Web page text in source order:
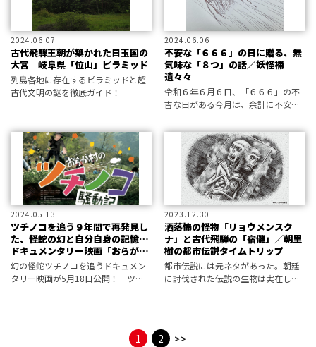
2024.06.07
古代飛騨王朝が築かれた日玉国の
大宮 岐阜県「位山」ピラミッド
列島各地に存在するピラミッドと超
古代文明の謎を徹底ガイド！
2024.06.06
不安な「６６６」の日に贈る、無
気味な「８つ」の話／妖怪補
遺々々
令和６年６月６日、「６６６」の不
吉な日がある今月は、余計に不安を
しましたーー ホラー小説家にして屈
指の妖怪研究家・黒史郎が、記録に
は残されながらも人々から“忘れ去ら
2024.05.13
ツチノコを追う９年間で再発見し
た、怪蛇の幻と自分自身の記憶…
ドキュメンタリー映画「おらが村
のツチノコ騒動記」
幻の怪蛇ツチノコを追うドキュメン
タリー映画が5月18日公開！ ツチ
2023.12.30
洒落怖の怪物「リョウメンスク
ナ」と古代飛騨の「宿儺」／朝里
樹の都市伝説タイムトリップ
都市伝説には元ネタがあった。朝廷
に討伐された伝説の生物は実在し
1 2 >>